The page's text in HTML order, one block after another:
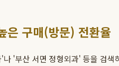
은 구매(방문) 전환율
'부산 서면 정형외과' 등을 검